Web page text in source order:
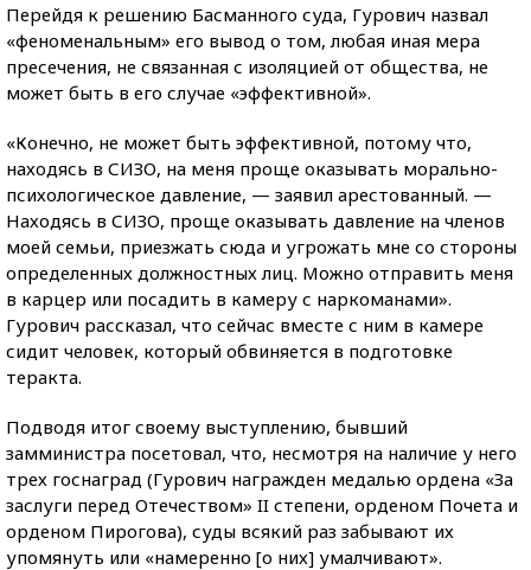
Перейдя к решению Басманного суда, Гурович назвал
«феноменальным» его вывод о том, любая иная мера
пресечения, не связанная с изоляцией от общества, не
может быть в его случае «эффективной».
«Конечно, не может быть эффективной, потому что,
находясь в СИЗО, на меня проще оказывать морально-
психологическое давление, — заявил арестованный. —
Находясь в СИЗО, проще оказывать давление на членов
моей семьи, приезжать сюда и угрожать мне со стороны
определенных должностных лиц. Можно отправить меня
в карцер или посадить в камеру с наркоманами».
Гурович рассказал, что сейчас вместе с ним в камере
сидит человек, который обвиняется в подготовке
теракта.
Подводя итог своему выступлению, бывший
замминистра посетовал, что, несмотря на наличие у него
трех госнаград (Гурович награжден медалью ордена «За
заслуги перед Отечеством» II степени, орденом Почета и
орденом Пирогова), суды всякий раз забывают их
упомянуть или «намеренно [о них] умалчивают».